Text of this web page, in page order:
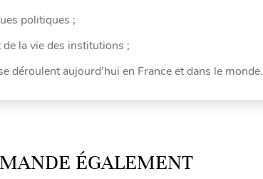
politiques ;
la vie des institutions ;
déroulent aujourd’hui en France et dans le monde.
ÉGALEMENT